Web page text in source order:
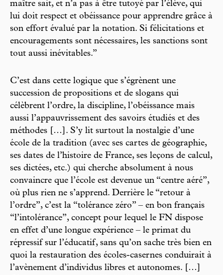
maître sait, et n’a pas à être tutoyé par l’élève, qui
lui doit respect et obéissance pour apprendre grâce à
son effort évalué par la notation. Si félicitations et
encouragements sont nécessaires, les sanctions sont
tout aussi inévitables.”
C’est dans cette logique que s’égrènent une
succession de propositions et de slogans qui
célèbrent l’ordre, la discipline, l’obéissance mais
aussi l’appauvrissement des savoirs étudiés et des
méthodes […]. S’y lit surtout la nostalgie d’une
école de la tradition (avec ses cartes de géographie,
ses dates de l’histoire de France, ses leçons de calcul,
ses dictées, etc.) qui cherche absolument à nous
convaincre que l’école est devenue un “centre aéré”,
où plus rien ne s’apprend. Derrière le “retour à
l’ordre”, c’est la “tolérance zéro” – en bon français
“l’intolérance”, concept pour lequel le FN dispose
en effet d’une longue expérience – le primat du
répressif sur l’éducatif, sans qu’on sache très bien en
quoi la restauration des écoles-casernes conduirait à
l’avènement d’individus libres et autonomes. […]